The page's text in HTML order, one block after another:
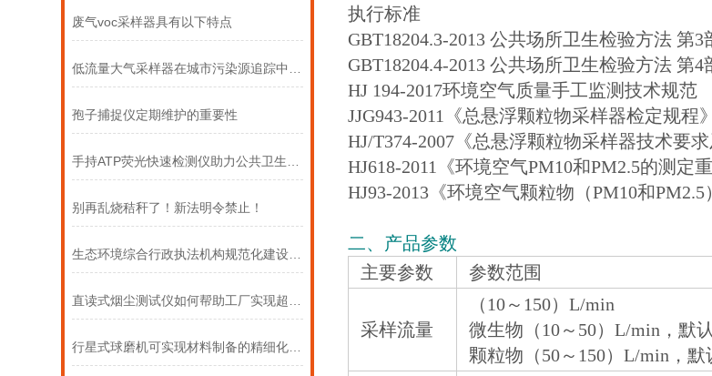
废气voc采样器具有以下特点
孢子捕捉仪定期维护的重要性
别再乱烧秸秆了！新法明令禁止！
执行标准
GBT18204.3-2013 公共场所卫生检验方法 第
GBT18204.4-2013 公共场所卫生检验方法 第
HJ 194-2017环境空气质量手工监测技术规范
JJG943-2011《总悬浮颗粒物采样器检定规程》
HJ/T374-2007《总悬浮颗粒物采样器技术要求
HJ618-2011《环境空气PM10和PM2.5的测定重
HJ93-2013《环境空气颗粒物（PM10和
二、产品参数
主要参数
参数范围
采样流量
（10～150）L/min
微生物（10～50）L/min，默
颗粒物（50～150）L/min，默